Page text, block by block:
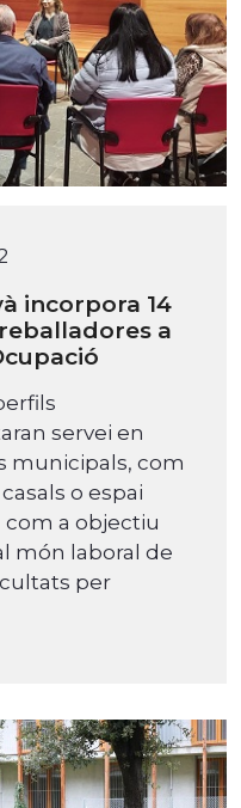
incorpora 14
a
servei en
municipals, com
casals o espai
com a objectiu
món laboral de
per